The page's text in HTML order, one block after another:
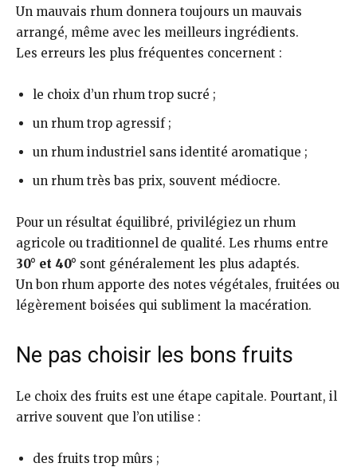
Un mauvais rhum donnera toujours un mauvais
arrangé, même avec les meilleurs ingrédients.
Les erreurs les plus fréquentes concernent :
le choix d’un rhum trop sucré ;
un rhum trop agressif ;
un rhum industriel sans identité aromatique ;
un rhum très bas prix, souvent médiocre.
Pour un résultat équilibré, privilégiez un rhum
agricole ou traditionnel de qualité. Les rhums entre
30° et 40° sont généralement les plus adaptés.
Un bon rhum apporte des notes végétales, fruitées ou
légèrement boisées qui subliment la macération.
Ne pas choisir les bons fruits
Le choix des fruits est une étape capitale. Pourtant, il
arrive souvent que l’on utilise :
des fruits trop mûrs ;